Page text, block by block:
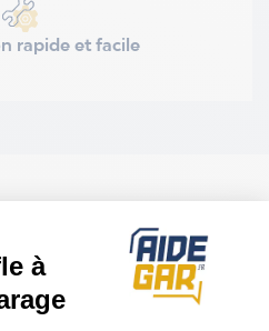
rapide et facile